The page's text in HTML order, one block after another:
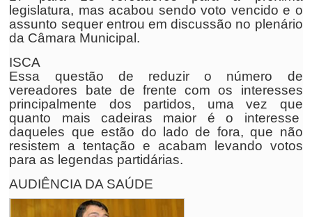
legislatura, mas acabou sendo voto vencido e o
assunto sequer entrou em discussão no plenário
da Câmara Municipal.
ISCA
Essa questão de reduzir o número de
vereadores bate de frente com os interesses
principalmente dos partidos, uma vez que
quanto mais cadeiras maior é o interesse
daqueles que estão do lado de fora, que não
resistem a tentação e acabam levando votos
para as legendas partidárias.
AUDIÊNCIA DA SAÚDE